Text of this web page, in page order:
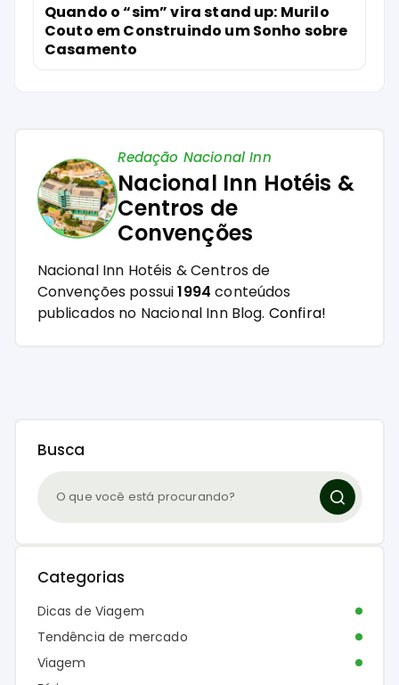
Quando o “sim” vira stand up: Murilo
Couto em Construindo um Sonho sobre
Casamento
Redação Nacional Inn
Nacional Inn Hotéis &
Centros de
Convenções
Nacional Inn Hotéis & Centros de
Convenções possui1994 conteúdos
publicados no Nacional Inn Blog. Confira!
Busca
Categorias
Dicas de Viagem
Tendência de mercado
Viagem